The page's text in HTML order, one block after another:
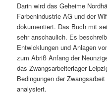
Darin wird das Geheime
Farbenindustrie AG und der
dokumentiert. Das Buch mit
sehr anschaulich. Es
Entwicklungen und Anlagen
zum Abriß Anfang der
das Zwangsarbeiterlager
Bedingungen der
analysiert.